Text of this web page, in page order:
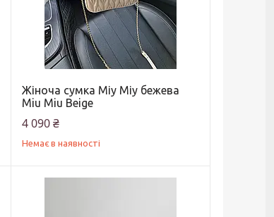
Жіноча сумка Міу Міу бежева
Miu Miu Beige
4 090 ₴
Немає в наявності